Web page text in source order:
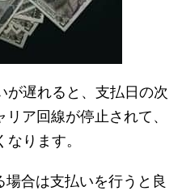
が遅れると、支払日の次
ア回線が停止されて、
ります。
合は支払いを行うと良